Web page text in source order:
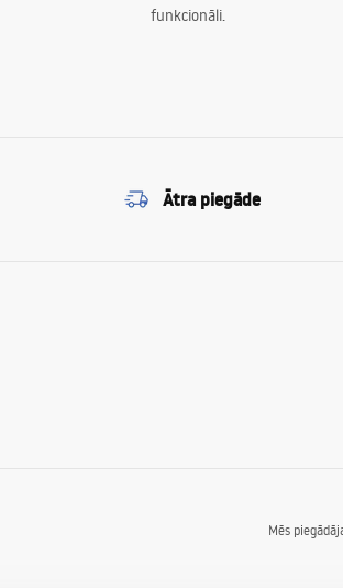
funkcionāli.
Ātra piegāde
Mēs